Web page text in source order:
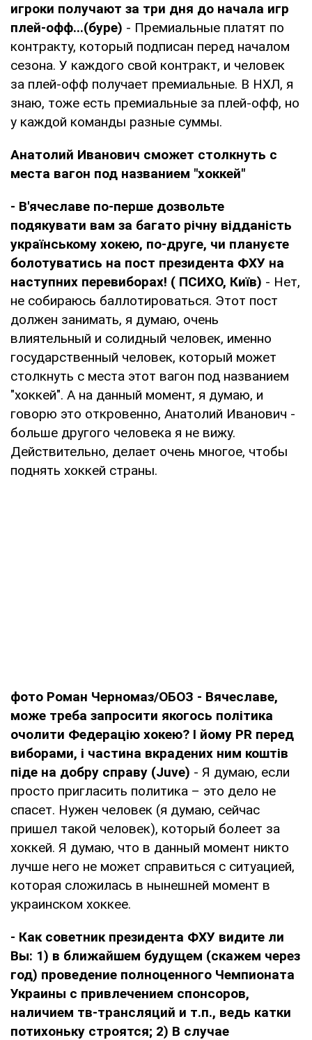
игроки получают за три дня до начала игр
плей-офф...(буре) - Премиальные платят по
контракту, который подписан перед началом
сезона. У каждого свой контракт, и человек
за плей-офф получает премиальные. В НХЛ, я
знаю, тоже есть премиальные за плей-офф, но
у каждой команды разные суммы.
Анатолий Иванович сможет столкнуть с
места вагон под названием "хоккей"
- В'ячеславе по-перше дозвольте
подякувати вам за багато річну відданість
українському хокею, по-друге, чи плануєте
болотуватись на пост президента ФХУ на
наступних перевиборах! ( ПСИХО, Київ) - Нет,
не собираюсь баллотироваться. Этот пост
должен занимать, я думаю, очень
влиятельный и солидный человек, именно
государственный человек, который может
столкнуть с места этот вагон под названием
"хоккей". А на данный момент, я думаю, и
говорю это откровенно, Анатолий Иванович -
больше другого человека я не вижу.
Действительно, делает очень многое, чтобы
поднять хоккей страны.
фото Роман Черномаз/ОБОЗ - Вячеславе,
може треба запросити якогось політика
очолити Федерацію хокею? І йому PR перед
виборами, і частина вкрадених ним коштів
піде на добру справу (Juve) - Я думаю, если
просто пригласить политика – это дело не
спасет. Нужен человек (я думаю, сейчас
пришел такой человек), который болеет за
хоккей. Я думаю, что в данный момент никто
лучше него не может справиться с ситуацией,
которая сложилась в нынешней момент в
украинском хоккее.
- Как советник президента ФХУ видите ли
Вы: 1) в ближайшем будущем (скажем через
год) проведение полноценного Чемпионата
Украины с привлечением спонсоров,
наличием тв-трансляций и т.п., ведь катки
потихоньку строятся; 2) В случае